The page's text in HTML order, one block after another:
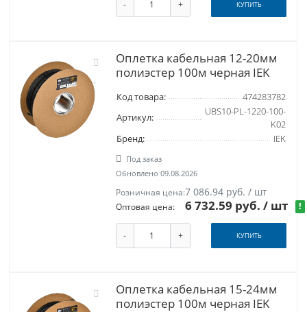
- + КУПИТЬ
Оплетка кабельная 12-20мм
полиэстер 100м черная IEK
Код товара:
474283782
Артикул:
UBS10-PL-1220-100-
K02
Бренд:
IEK
Под заказ
Обновлено 09.08.2026
Розничная цена:7 086.94 руб. / шт
Оптовая цена: 6 732.59 руб./ шт !
- + КУПИТЬ
Оплетка кабельная 15-24мм
полиэстер 100м черная IEK